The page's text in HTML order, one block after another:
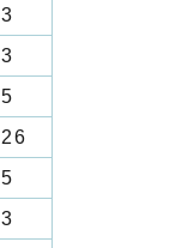
3
3
5
26
5
3